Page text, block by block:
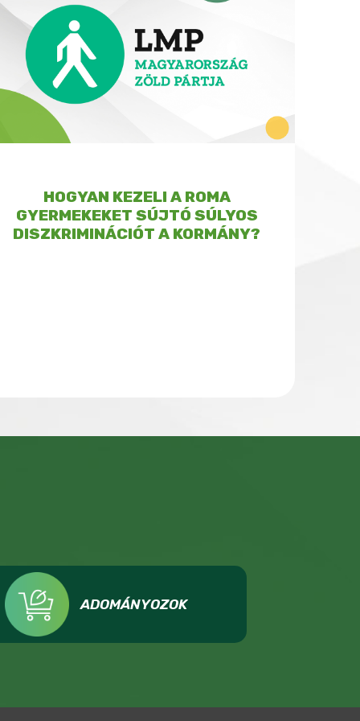
HOGYAN KEZELI A ROMA
GYERMEKEKET SÚJTÓ SÚLYOS
DISZKRIMINÁCIÓT A KORMÁNY?
ADOMÁNYOZOK